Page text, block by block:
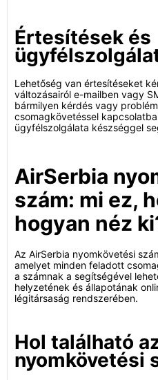
Értesítések és
Lehetőség van értesítéseket
változásairól e-mailben vagy
bármilyen kérdés vagy
csomagkövetéssel
ügyfélszolgálata készséggel
AirSerbia
szám: mi ez,
hogyan néz
Az AirSerbia nyomkövetési
amelyet minden feladott
a számnak a segítségével
helyzetének és állapotának
légitársaság rendszerében.
Hol található
nyomkövetési